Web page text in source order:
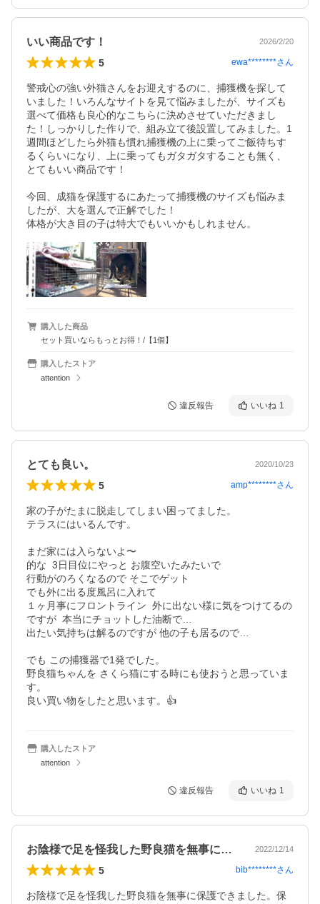
いい商品です！ 2026/2/20
5 ewa********さん
警戒心の強い外猫さんをお迎えするのに、捕獲機を探して
いました！いろんなサイトを見て悩みましたが、サイズも
選べて価格も良心的なこちらに決めさせていただきまし
た！しっかりした作りで、組み立て後設置してみました。1
週間ほどしたら外猫も慣れ捕獲機の上に乗ってご飯待ちす
るくらいになり、上に乗ってもガタガタすることも無く、
とてもいい商品です！
今回、成猫を保護するにあたって捕獲機のサイズも悩みま
したが、大を選んで正解でした！
購入した商品
セット買いならもっとお得！/【1個】
購入したストア
attention
違反報告 いいね 1
とても良い。 2020/10/23
5 amp********さん
家の子がたまに脱走してしまい困ってました。
テラスにはいるんです。
まだ家には入らないよ〜
的な  3日目位にやっと お腹空いたみたいで
行動がのろくなるので そこでゲット
でも外に出る度風呂に入れて
１ヶ月事にフロントライン  外に出ない様に気をつけてるの
ですが  本当にチョットした油断で…
出たい気持ちは解るのですが 他の子も居るので…
でも この捕獲器で1発でした。
野良猫ちゃんを さくら猫にする時にも使おうと思っていま
す。
良い買い物をしたと思います。👍
購入したストア
attention
違反報告 いいね 1
お陰様で足を怪我した野良猫を無事に保護… 2022/12/14
5 bib********さん
お陰様で足を怪我した野良猫を無事に保護できました。保